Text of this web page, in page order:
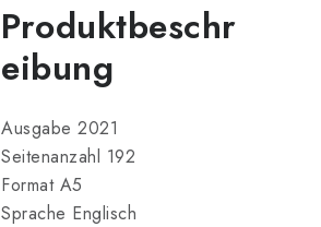
Produktbeschr
eibung
Ausgabe 2021
Seitenanzahl 192
Format A5
Sprache Englisch